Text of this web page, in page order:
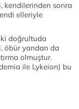
kendilerinden sonra
elleriyle
doğrultuda
öbür yandan da
olmuştur.
ile Lykeion) bu